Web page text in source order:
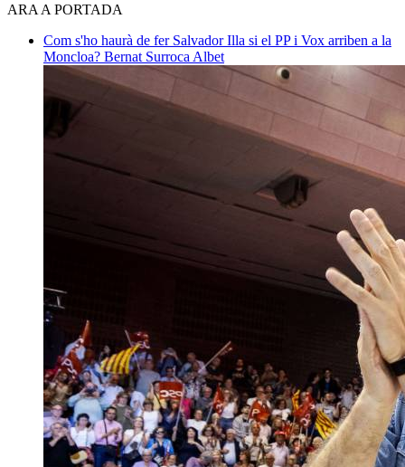
ARA A PORTADA
Com s'ho haurà de fer Salvador Illa si el PP i Vox arriben a la
Moncloa? Bernat Surroca Albet